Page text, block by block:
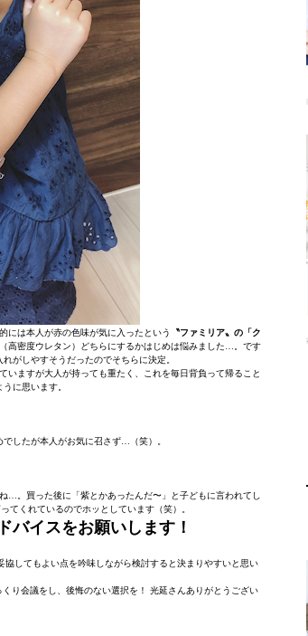
には本人が赤の色味が気に入ったという
〝ファミリア〟の「ク
高密度ウレタン）どちらにするかはじめは悩みました…。です
がしやすそうだったのでそちらに決定。
ますが大人が持っても重たく、これを毎日背負って帰ること
に思います。
したが本人がお気に召さず…（笑）。
…。買った後に「紫とかあったんだ〜」と子どもに言われてし
てくれているのでホッとしています（笑）。
バイスをお願いします！
してもよい点を吟味しながら検討すると決まりやすいと思い
り会議をし、後悔のない選択を！ 光延さんありがとうござい